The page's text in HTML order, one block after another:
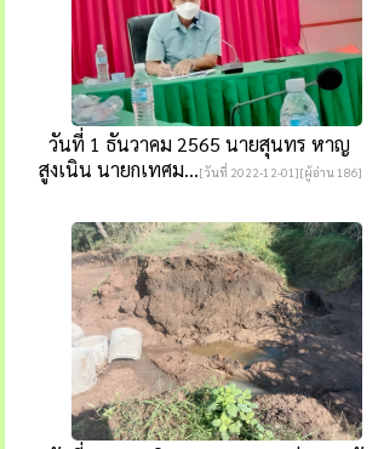
วันที่ 1 ธันวาคม 2565 นายสุนทร หาญ
สูงเนิน นายกเทศม...[วันที่ 2022-12-01][ผู้อ่าน 186]